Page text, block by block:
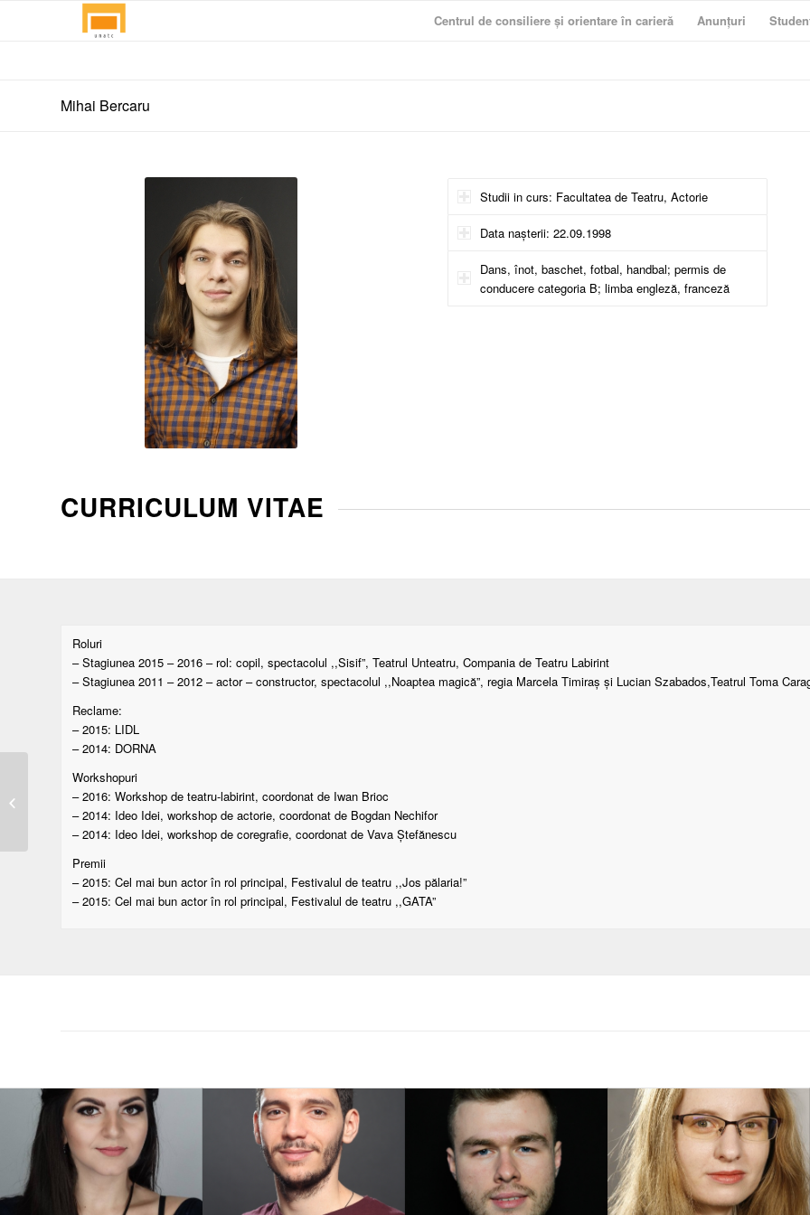
Centrul de consiliere și orientare în carieră Anunțuri
Mihai Bercaru
Studii in curs: Facultatea de Teatru, Actorie
Data nașterii: 22.09.1998
Dans, înot, baschet, fotbal, handbal; permis de
conducere categoria B; limba engleză, franceză
CURRICULUM VITAE
Roluri
– Stagiunea 2015 – 2016 – rol: copil, spectacolul ,,Sisif”, Teatrul Unteatru, Compania de Teatru Labirint
– Stagiunea 2011 – 2012 – actor – constructor, spectacolul ,,Noaptea magică”, regia Marcela Timiraș și Lucian Szabados,Teatrul Toma
Reclame:
– 2015: LIDL
– 2014: DORNA
Workshopuri
– 2016: Workshop de teatru-labirint, coordonat de Iwan Brioc
– 2014: Ideo Idei, workshop de actorie, coordonat de Bogdan Nechifor
– 2014: Ideo Idei, workshop de coregrafie, coordonat de Vava Ștefănescu
Premii
– 2015: Cel mai bun actor în rol principal, Festivalul de teatru ,,Jos pălaria!”
– 2015: Cel mai bun actor în rol principal, Festivalul de teatru ,,GATA”
Sabrina Maria Șologan